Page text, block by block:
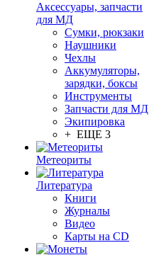
Аксессуары, запчасти
для МД
Сумки, рюкзаки
Наушники
Чехлы
Аккумуляторы,
зарядки, боксы
Инструменты
Запчасти для МД
Экипировка
+ ЕЩЕ 3
Метеориты
Литература
Книги
Журналы
Видео
Карты на CD